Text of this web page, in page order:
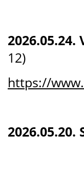
2026.05.24.
12)
https://
2026.05.20.